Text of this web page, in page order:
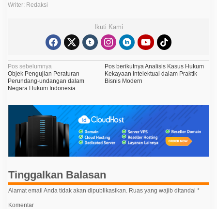
Writer: Redaksi
Ikuti Kami
N
a
v
i
i
p
o
s
Pos sebelumnya
Objek Pengujian Peraturan
Perundang-undangan dalam
Negara Hukum Indonesia
Pos berikutnyaAnalisis Kasus Hukum
Kekayaan Intelektual dalam Praktik
Bisnis Modern
Tinggalkan Balasan
Alamat email Anda tidak akan dipublikasikan. Ruas yang wajib ditandai *
Komentar